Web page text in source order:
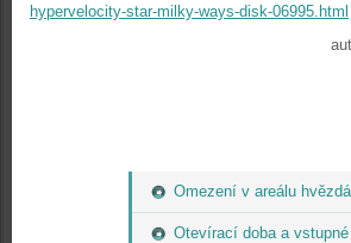
Omezení v areálu
Otevírací doba a vstupné
hypervelocity-star-milky-ways-disk-06995.html